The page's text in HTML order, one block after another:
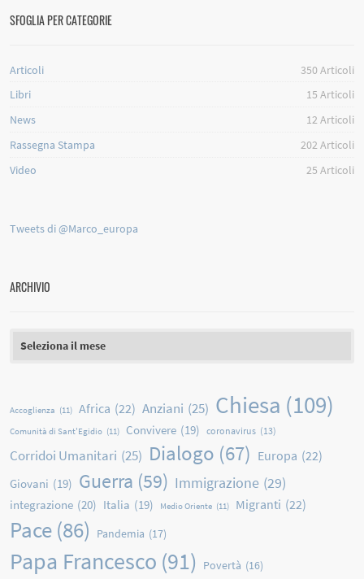
SFOGLIA PER CATEGORIE
Articoli 350Articoli
Libri
15 Articoli
News
12Articoli
Rassegna Stampa
202Articoli
Video
25 Articoli
Tweets di @Marco_europa
ARCHIVIO
Accoglienza (11) Africa (22) Anziani (25) Chiesa (109)
Comunità di Sant'Egidio (11) Convivere (19) coronavirus (13)
Corridoi Umanitari (25) Dialogo (67) Europa (22)
Giovani (19) Guerra (59) Immigrazione (29)
integrazione (20) Italia (19) Medio Oriente (11) Migranti (22)
Pace (86) Pandemia (17)
Papa Francesco (91) Povertà (16)